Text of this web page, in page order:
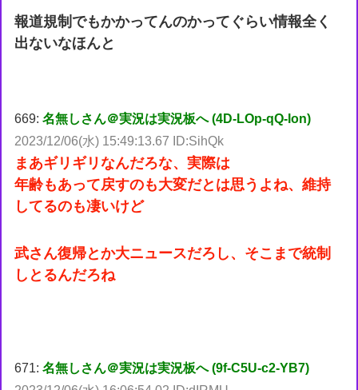
報道規制でもかかってんのかってぐらい情報全く
出ないなほんと
669:名無しさん＠実況は実況板へ (4D-LOp-qQ-Ion)
2023/12/06(水) 15:49:13.67 ID:SihQk
まあギリギリなんだろな、実際は
年齢もあって戻すのも大変だとは思うよね、維持
してるのも凄いけど
武さん復帰とか大ニュースだろし、そこまで統制
しとるんだろね
671:名無しさん＠実況は実況板へ (9f-C5U-c2-YB7)